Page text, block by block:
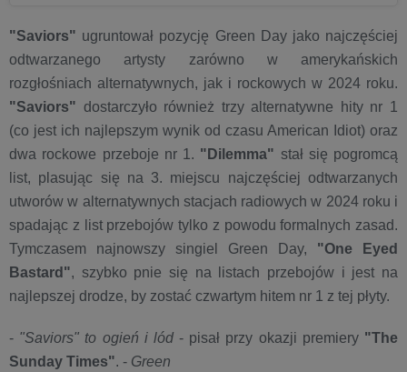
"Saviors" ugruntował pozycję Green Day jako najczęściej
odtwarzanego artysty zarówno w amerykańskich
rozgłośniach alternatywnych, jak i rockowych w 2024 roku.
"Saviors" dostarczyło również trzy alternatywne hity nr 1
(co jest ich najlepszym wynik od czasu American Idiot) oraz
dwa rockowe przeboje nr 1. "Dilemma" stał się pogromcą
list, plasując się na 3. miejscu najczęściej odtwarzanych
utworów w alternatywnych stacjach radiowych w 2024 roku i
spadając z list przebojów tylko z powodu formalnych zasad.
Tymczasem najnowszy singiel Green Day, "One Eyed
Bastard", szybko pnie się na listach przebojów i jest na
najlepszej drodze, by zostać czwartym hitem nr 1 z tej płyty.
- "Saviors" to ogień i lód- pisał przy okazji premiery "The
Sunday Times". - Green